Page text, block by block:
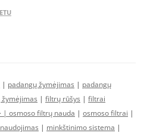
| padangų žymėjimas | padangų
| filtrų rūšys | filtrai
| osmoso filtrų nauda | osmoso filtrai |
| minkštinimo sistema |